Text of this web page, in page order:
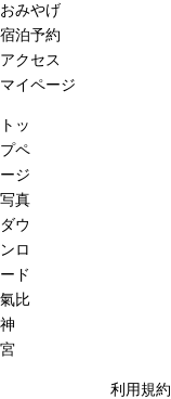
おみやげ
宿泊予約
アクセス
マイページ
トッ
プペ
ージ
写真
ダウ
ンロ
ード
氣比
神
宮
利用規約